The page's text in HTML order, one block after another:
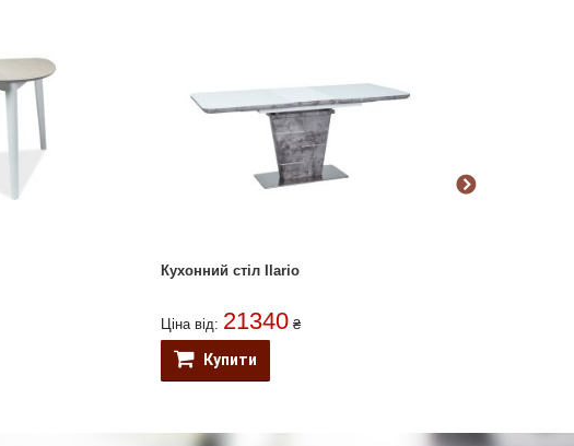
Кухонний стіл Ilario
Ціна від: 21340 ₴
Купити